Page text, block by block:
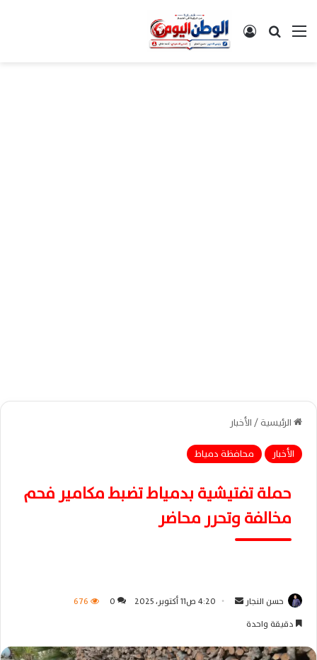
القائمةبحث عن تسجيل الدخول
الرئيسية/الأخبار
الأخبار
محافظة دمياط
حملة تفتيشية بدمياط تضبط مكامير فحم
مخالفة وتحرر محاضر
حسن النجار
ل
4:20 ص11 أكتوبر، 2025 0
676
دقيقة واحدة